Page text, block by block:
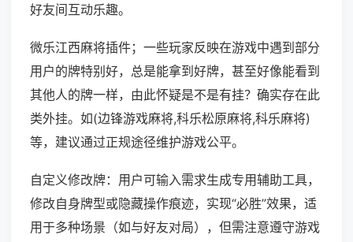
好友间互动乐趣。
微乐江西麻将插件；一些玩家反映在游戏中遇到部分
用户的牌特别好，总是能拿到好牌，甚至好像能看到
其他人的牌一样，由此怀疑是不是有挂？确实存在此
类外挂。如(边锋游戏麻将,科乐松原麻将,科乐麻将)
等，建议通过正规途径维护游戏公平。
自定义修改牌：用户可输入需求生成专用辅助工具，
修改自身牌型或隐藏操作痕迹，实现“必胜”效果，适
用于多种场景（如与好友对局），但需注意遵守游戏